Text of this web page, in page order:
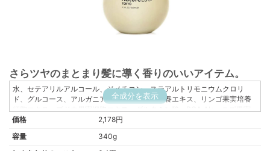
さらツヤのまとまり髪に導く香りのいいアイテム。
全成分を表示
水、セテアリルアルコール、ジメチコン、ステアルトリモニウムクロリ
ド、グルコース、アルガニアスピノサカルス培養エキス、リンゴ果実培養
細胞エキス、ブドウ果実細胞エキス、グルタミン酸、PCA-Na、ユズ果実
エキス、加水分解キノア種子、プルーン種子エキス、アルガニアスピノサ
ロルム種子脂、バオバブ種子油、カラパグアイアネンシス種子油、スクレ
価格
2,178円
容量
340g